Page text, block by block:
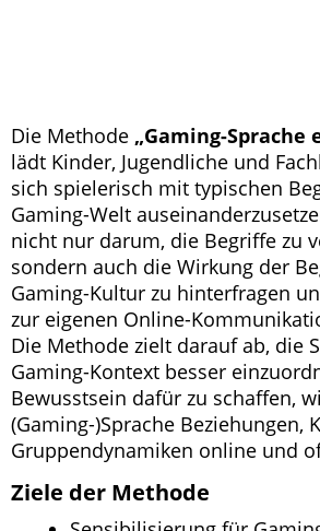
Die Methode „Gaming-Sprache
lädt Kinder, Jugendliche und
sich spielerisch mit typischen
Gaming-Welt
nicht nur darum, die Begriffe zu
sondern auch die Wirkung der
Gaming-Kultur zu hinterfragen
zur eigenen Online-
Die Methode zielt darauf ab, die
Gaming-Kontext besser
Bewusstsein dafür zu schaffen,
(Gaming-)Sprache Beziehungen,
Gruppendynamiken online und
Ziele der Methode